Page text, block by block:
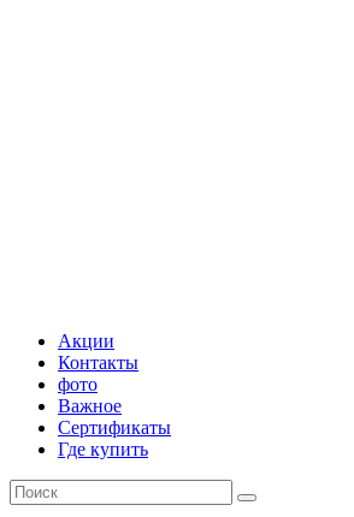
Акции
Контакты
фото
Важное
Сертификаты
Где купить